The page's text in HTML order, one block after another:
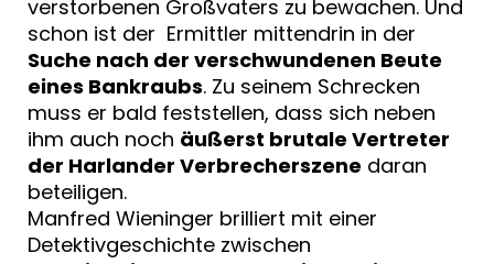
verstorbenen Großvaters zu bewachen. Und
schon ist der Ermittler mittendrin in der
Suche nach der verschwundenen Beute
eines Bankraubs. Zu seinem Schrecken
muss er bald feststellen, dass sich neben
ihm auch noch äußerst brutale Vertreter
der Harlander Verbrecherszene daran
beteiligen.
Manfred Wieninger brilliert mit einer
Detektivgeschichte zwischen